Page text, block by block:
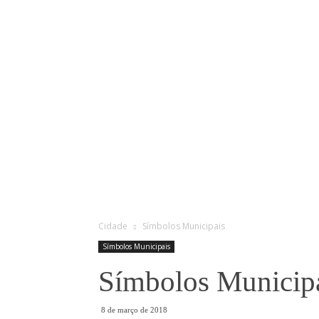
Cidade Símbolos Municipais
Símbolos Municipais
Símbolos
8 de março de 2018